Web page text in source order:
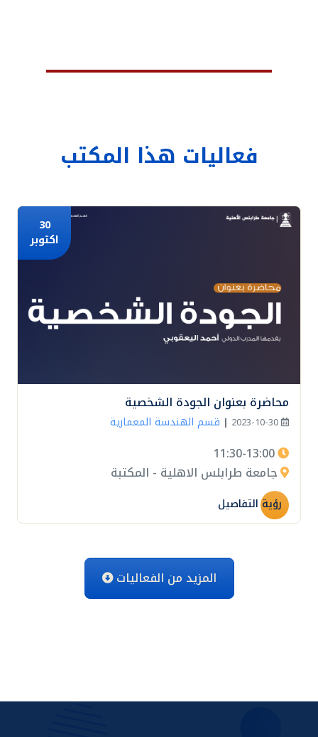
فعاليات هذا المكتب
30
اكتوبر
محاضرة بعنوان الجودة الشخصية
2023-10-30
| قسم الهندسة المعمارية
11:30-13:00
جامعة طرابلس الاهلية - المكتبة
رؤية التفاصيل
المزيد من الفعاليات